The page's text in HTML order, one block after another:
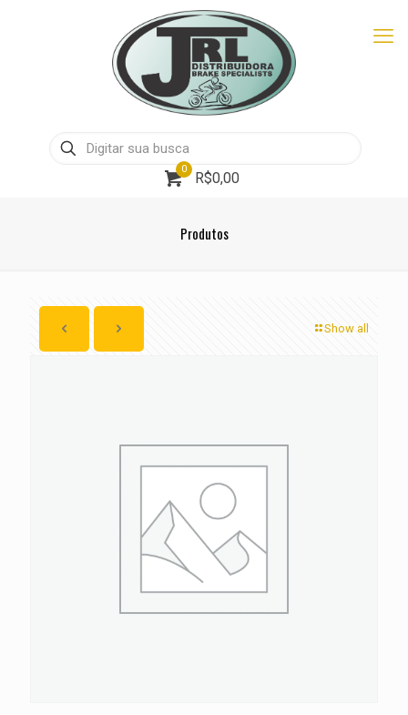
0
R$0,00
Produtos
Show all